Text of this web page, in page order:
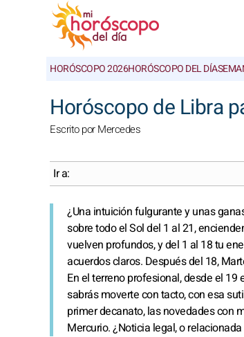
HORÓSCOPO 2026HORÓSCOPO DEL DÍA
Horóscopo de Libra
Escrito por Mercedes
Ir a:
¿Una intuición fulgurante y unas
sobre todo el Sol del 1 al 21,
vuelven profundos, y del 1 al 18 tu
acuerdos claros. Después del 18,
En el terreno profesional, desde el
sabrás moverte con tacto, con esa
primer decanato, las novedades con
Mercurio. ¿Noticia legal, o